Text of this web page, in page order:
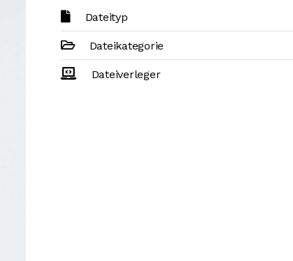
Dateityp
Dateikategorie
Dateiverleger